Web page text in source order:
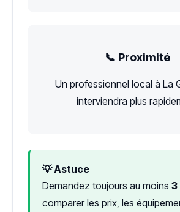
📞 Proximité
Un professionnel local à La
interviendra plus
💡 Astuce
Demandez toujours au moins 3
comparer les prix, les